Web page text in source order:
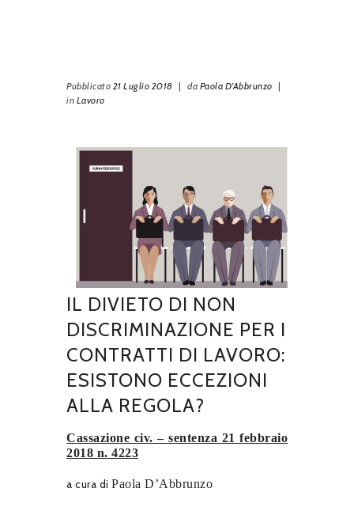
Pubblicato 21 Luglio 2018 | da Paola D’Abbrunzo |
in Lavoro
IL DIVIETO DI NON
DISCRIMINAZIONE PER I
CONTRATTI DI LAVORO:
ESISTONO ECCEZIONI
ALLA REGOLA?
Cassazione civ. – sentenza 21 febbraio
2018 n. 4223
a cura di Paola D’Abbrunzo